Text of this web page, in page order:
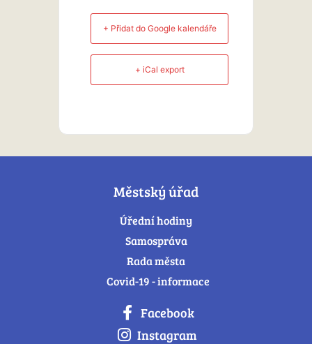
+ Přidat do Google kalendáře
+ iCal export
Městský úřad
Úřední hodiny
Samospráva
Rada města
Covid-19 - informace
Facebook
Instagram